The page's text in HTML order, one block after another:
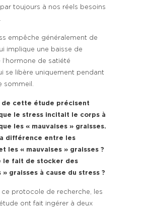
toujours à nos réels besoins
empêche généralement de
implique une baisse de
de satiété
se libère uniquement pendant
sommeil.
de cette étude précisent
le stress incitait le corps à
les « mauvaises » graisses.
différence entre les
les « mauvaises » graisses ?
le fait de stocker des
» graisses à cause du stress ?
protocole de recherche, les
ont fait ingérer à deux